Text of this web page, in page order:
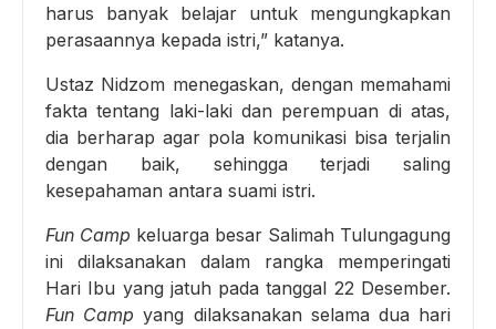
harus banyak belajar untuk mengungkapkan
perasaannya kepada istri,” katanya.
Ustaz Nidzom menegaskan, dengan memahami
fakta tentang laki-laki dan perempuan di atas,
dia berharap agar pola komunikasi bisa terjalin
dengan baik, sehingga terjadi saling
kesepahaman antara suami istri.
Fun Camp keluarga besar Salimah Tulungagung
ini dilaksanakan dalam rangka memperingati
Hari Ibu yang jatuh pada tanggal 22 Desember.
Fun Camp yang dilaksanakan selama dua hari